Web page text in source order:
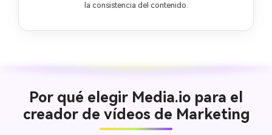
la consistencia del contenido.
Por qué elegir Media.io para el
creador de vídeos de Marketing